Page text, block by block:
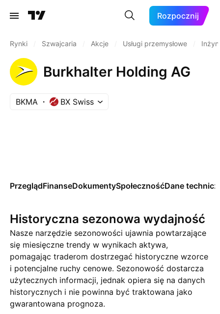
Rozpocznij
Rynki Szwajcaria Akcje Usługi przemysłowe
Burkhalter Holding AG
BKMA BX Swiss
PrzeglądFinanseDokumentySpołecznośćDane
Historyczna sezonowa wydajność
Nasze narzędzie sezonowości ujawnia powtarzające
się miesięczne trendy w wynikach aktywa,
pomagając traderom dostrzegać historyczne wzorce
i potencjalne ruchy cenowe. Sezonowość dostarcza
użytecznych informacji, jednak opiera się na danych
historycznych i nie powinna być traktowana jako
gwarantowana prognoza.